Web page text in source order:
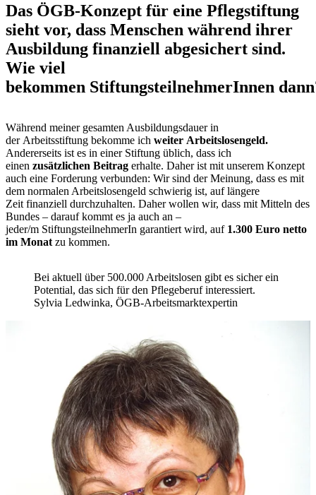
Das ÖGB-Konzept für eine Pflegstiftung
sieht vor, dass Menschen während ihrer
Ausbildung finanziell abgesichert sind.
Wie viel
bekommen StiftungsteilnehmerInnen
Während meiner gesamten Ausbildungsdauer in
der Arbeitsstiftung bekomme ich weiter Arbeitslosengeld.
Andererseits ist es in einer Stiftung üblich, dass ich
einen zusätzlichen Beitrag erhalte. Daher ist mit unserem Konzept
auch eine Forderung verbunden: Wir sind der Meinung, dass es mit
dem normalen Arbeitslosengeld schwierig ist, auf längere
Zeit finanziell durchzuhalten. Daher wollen wir, dass mit Mitteln des
Bundes – darauf kommt es ja auch an –
jeder/m StiftungsteilnehmerIn garantiert wird, auf 1.300 Euro netto
im Monatzu kommen.
Bei aktuell über 500.000 Arbeitslosen gibt es sicher ein
Potential, das sich für den Pflegeberuf interessiert.
Sylvia Ledwinka, ÖGB-Arbeitsmarktexpertin